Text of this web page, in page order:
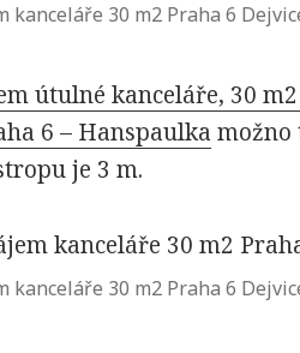
kanceláře 30 m2 Praha 6
útulné kanceláře, 30
6 – Hanspaulka možno
je 3 m.
kanceláře 30 m2 Praha 6